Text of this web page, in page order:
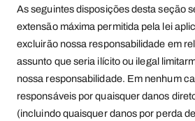
As seguintes disposições desta seção
extensão máxima permitida pela lei
excluirão nossa responsabilidade em
assunto que seria ilícito ou ilegal
nossa responsabilidade. Em nenhum
responsáveis por quaisquer danos
(incluindo quaisquer danos por perda